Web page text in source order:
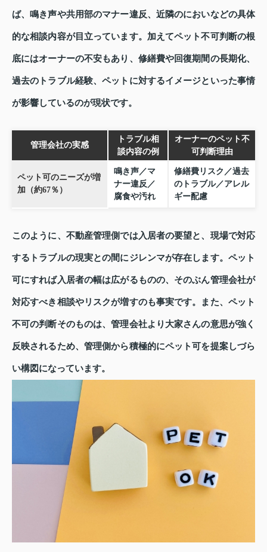
ば、鳴き声や共用部のマナー違反、近隣のにおいなどの具体
的な相談内容が目立っています。加えてペット不可判断の根
底にはオーナーの不安もあり、修繕費や回復期間の長期化、
過去のトラブル経験、ペットに対するイメージといった事情
が影響しているのが現状です。
管理会社の実感
トラブル相
談内容の例
オーナーのペット不
可判断理由
ペット可のニーズが増
加（約67％）
鳴き声／マ
ナー違反／
腐食や汚れ
修繕費リスク／過去
のトラブル／アレル
ギー配慮
このように、不動産管理側では入居者の要望と、現場で対応
するトラブルの現実との間にジレンマが存在します。ペット
可にすれば入居者の幅は広がるものの、そのぶん管理会社が
対応すべき相談やリスクが増すのも事実です。また、ペット
不可の判断そのものは、管理会社より大家さんの意思が強く
反映されるため、管理側から積極的にペット可を提案しづら
い構図になっています。